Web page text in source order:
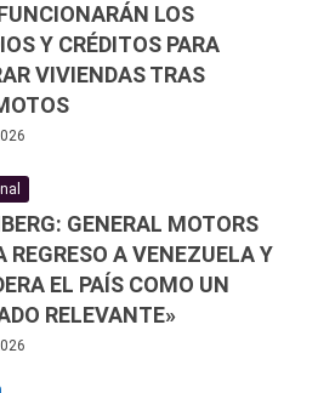
LOS
Y CRÉDITOS PARA
VIVIENDAS TRAS
GENERAL MOTORS
REGRESO A VENEZUELA Y
EL PAÍS COMO UN
RELEVANTE»